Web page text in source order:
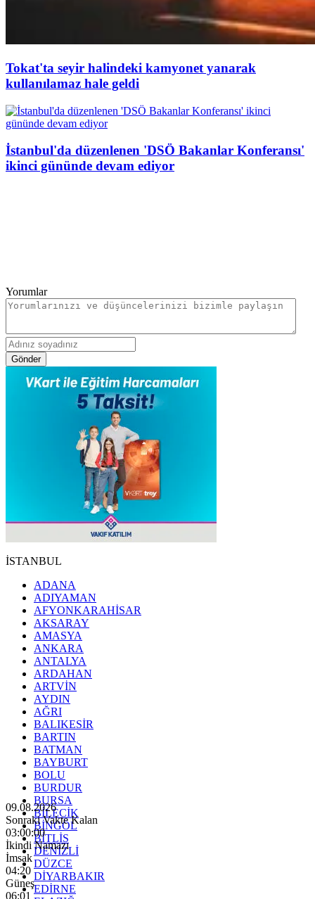
Tokat'ta seyir halindeki kamyonet yanarak
kullanılamaz hale geldi
İstanbul'da düzenlenen 'DSÖ Bakanlar Konferansı'
ikinci gününde devam ediyor
Yorumlar
Gönder
İSTANBUL
ADANA
ADIYAMAN
AFYONKARAHİSAR
AKSARAY
AMASYA
ANKARA
ANTALYA
ARDAHAN
ARTVİN
AYDIN
AĞRI
BALIKESİR
BARTIN
BATMAN
BAYBURT
BOLU
BURDUR
BURSA
BİLECİK
BİNGÖL
BİTLİS
DENİZLİ
DÜZCE
DİYARBAKIR
EDİRNE
09.08.2026
Sonraki Vakte Kalan
02:59:58
İkindi Namazı
İmsak
04:20
Güneş
06:01